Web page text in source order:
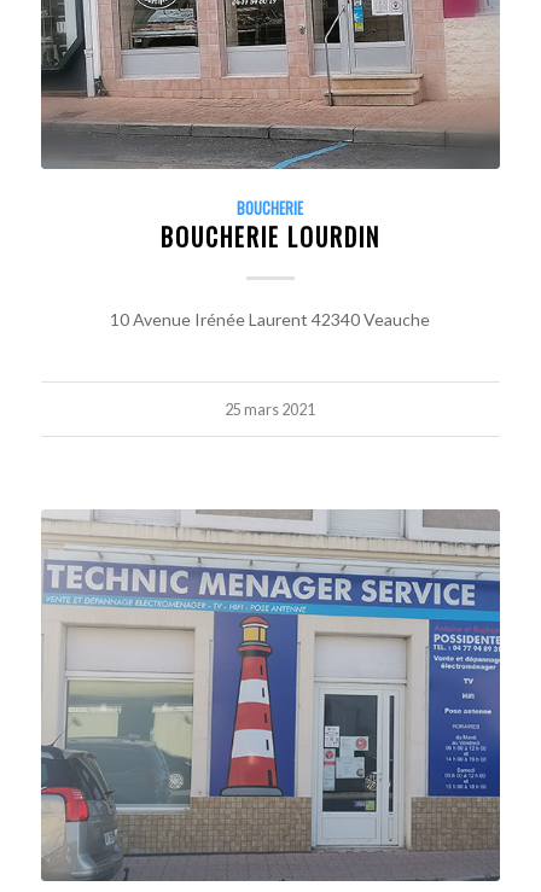
BOUCHERIE
BOUCHERIE LOURDIN
10 Avenue Irénée Laurent 42340 Veauche
25 mars 2021